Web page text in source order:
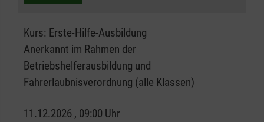
Kurs: Erste-Hilfe-Ausbildung
Anerkannt im Rahmen der
Betriebshelferausbildung und
Fahrerlaubnisverordnung (alle Klassen)
11.12.2026 , 09:00 Uhr